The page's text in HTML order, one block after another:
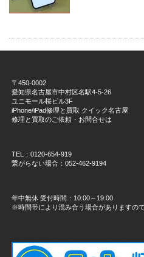
〒450-0002
愛知県名古屋市中村区名駅4-5-26
ユニモール桜ビル3F
iPhone/iPad修理と買取 クイック名古屋
修理と買取のご依頼・お問合せは
TEL：0120-654-919
繋がらない場合：052-462-9194
年中無休 受付時間：10:00～19:00
※時間帯により混み合う場合がありますの